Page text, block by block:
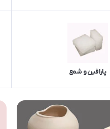
پارافین و شمع